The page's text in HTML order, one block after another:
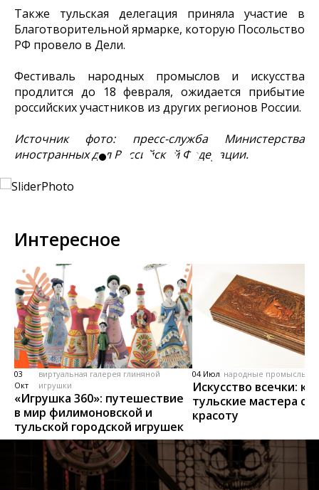
Также тульская делегация приняла участие в
Благотворительной ярмарке, которую Посольство
РФ провело в Дели.
Фестиваль народных промыслов и искусства
продлится до 18 февраля, ожидается прибытие
российских участников из других регионов России.
Источник фото: пресс-служба Министерства
иностранных дел Российской Федерации.
Интересное
03
Окт
виртуальная галерея глиняной
игрушки
«Игрушка 360»: путешествие
в мир филимоновской и
тульской городской игрушек
04 Июл народные промыслы,
Искусство всечки: как
тульские мастера
красоту